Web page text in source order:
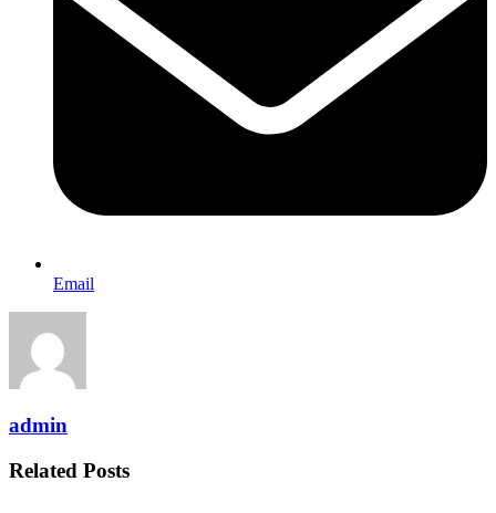
Email
admin
Related Posts